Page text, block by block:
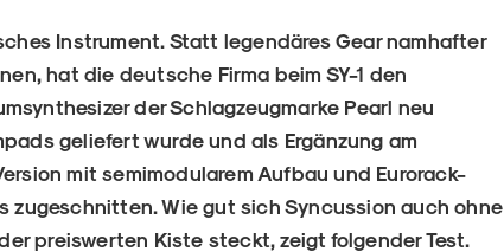
Instrument. Statt legendäres Gear namhafter
hat die deutsche Firma beim SY-1 den
der Schlagzeugmarke Pearl neu
geliefert wurde und als Ergänzung am
mit semimodularem Aufbau und Eurorack-
Wie gut sich Syncussion auch ohne
preiswerten Kiste steckt, zeigt folgender Test.